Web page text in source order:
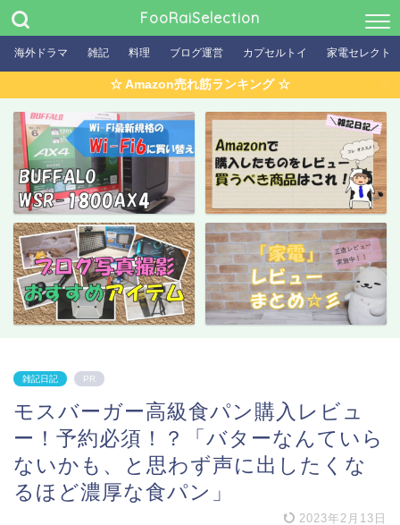
FooRaiSelection
海外ドラマ 雑記 料理 ブログ運営 カプセルトイ 家電セレクト
☆ Amazon売れ筋ランキング ☆
雑記日記 PR
モスバーガー高級食パン購入レビュ
ー！予約必須！？「バターなんていら
ないかも、と思わず声に出したくな
るほど濃厚な食パン」
2023年2月13日